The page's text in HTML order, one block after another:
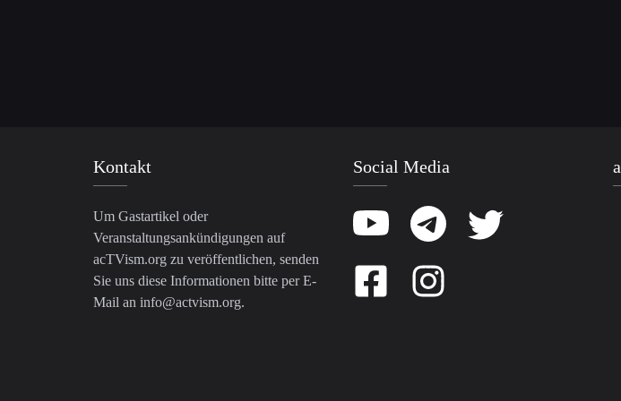
Kontakt
Um Gastartikel oder
Veranstaltungsankündigungen auf
acTVism.org zu veröffentlichen, senden
Sie uns diese Informationen bitte per E-
Mail an info@actvism.org.
Social Media